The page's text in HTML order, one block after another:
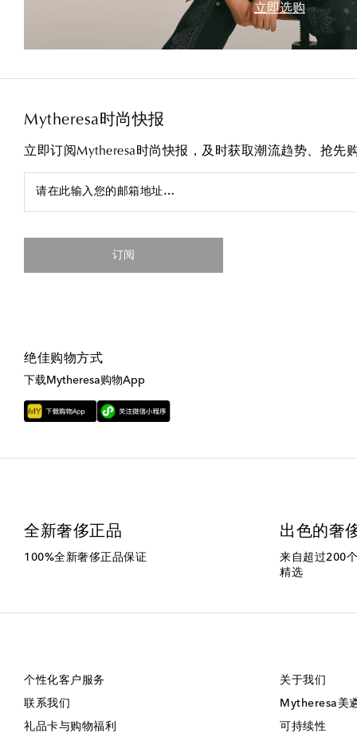
立即选购
Mytheresa时尚快报
立即订阅Mytheresa时尚快报，及时获取潮流趋势、抢先
请在此输入您的邮箱地址…
订阅
绝佳购物方式
下载Mytheresa购物App
全新奢侈正品
100%全新奢侈正品保证
出色的奢
来自超过200
精选
个性化客户服务
联系我们
礼品卡与购物福利
关于我们
Mytheresa美
可持续性